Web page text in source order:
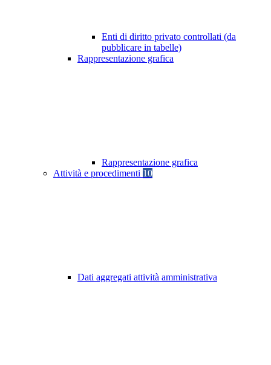
Enti di diritto privato controllati (da
pubblicare in tabelle)
Rappresentazione grafica
Rappresentazione grafica
Attività e procedimenti 10
Dati aggregati attività amministrativa